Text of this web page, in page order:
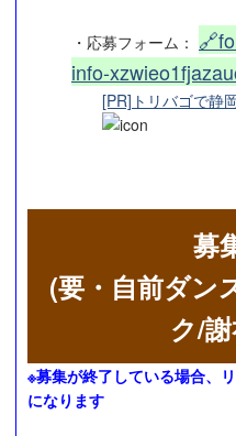
・応募フォーム：
info-
[PR]トリバゴで静
募
(要・自前ダン
ク/
※募集が終了している場合、
になります